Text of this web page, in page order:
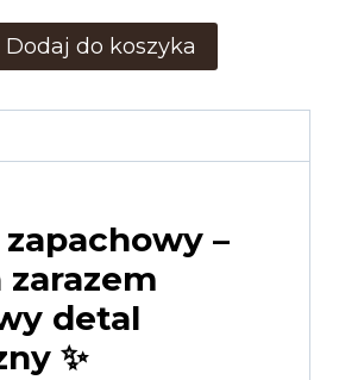
Dodaj do koszyka
–
zarazem
detal
✨